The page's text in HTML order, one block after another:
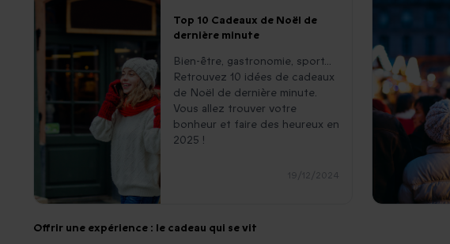
Top 10 Cadeaux de Noël de
dernière minute
Bien-être, gastronomie, sport...
Retrouvez 10 idées de cadeaux
de Noël de dernière minute.
Vous allez trouver votre
bonheur et faire des heureux en
2025 !
19/12/2024
Offrir une expérience : le cadeau qui se vit